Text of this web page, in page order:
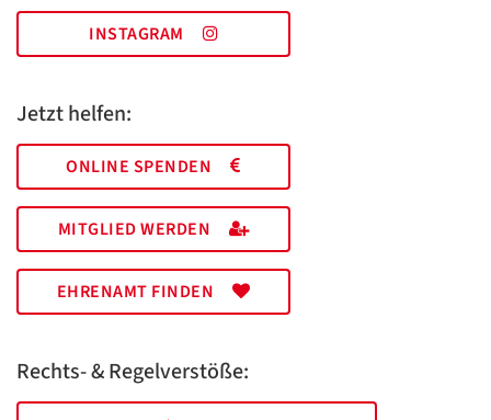
INSTAGRAM
Jetzt helfen:
ONLINE SPENDEN
MITGLIED WERDEN
EHRENAMT FINDEN
Rechts- & Regelverstöße: